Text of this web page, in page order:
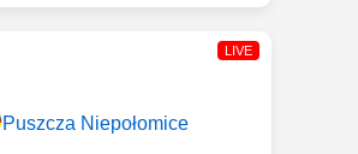
LIVE
Puszcza Niepołomice